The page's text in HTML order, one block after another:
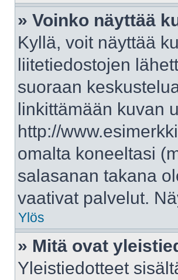
» Voinko näyttää
Kyllä, voit näyttää
liitetiedostojen
suoraan
linkittämään kuvan
http://
omalta koneeltasi
salasanan takana
vaativat palvelut.
Ylös
» Mitä ovat
Yleistiedotteet